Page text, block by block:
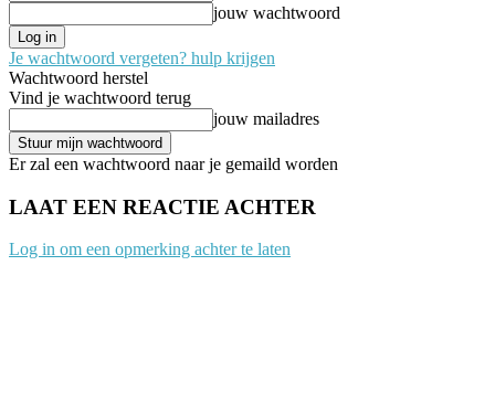
jouw wachtwoord
Je wachtwoord vergeten? hulp krijgen
Wachtwoord herstel
Vind je wachtwoord terug
jouw mailadres
Er zal een wachtwoord naar je gemaild worden
LAAT EEN REACTIE ACHTER
Log in om een opmerking achter te laten